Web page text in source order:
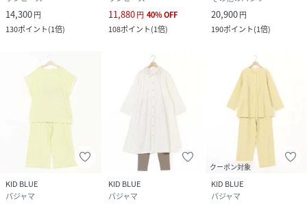
14,300円
130ポイント(1倍)
11,880円 40%OFF
108ポイント(1倍)
20,900円
190ポイント(1倍)
KID BLUE
パジャマ
KID BLUE
パジャマ
クーポン対象
KID BLUE
パジャマ